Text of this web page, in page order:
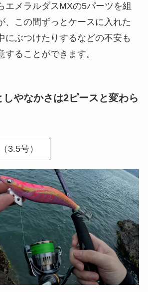
エメラルダスMXの5パーツを組
、この間ずっとケースに入れた
にぶつけたりするなどの不安も
することができます。
しやなかさは2ピースと変わら
3.5号）